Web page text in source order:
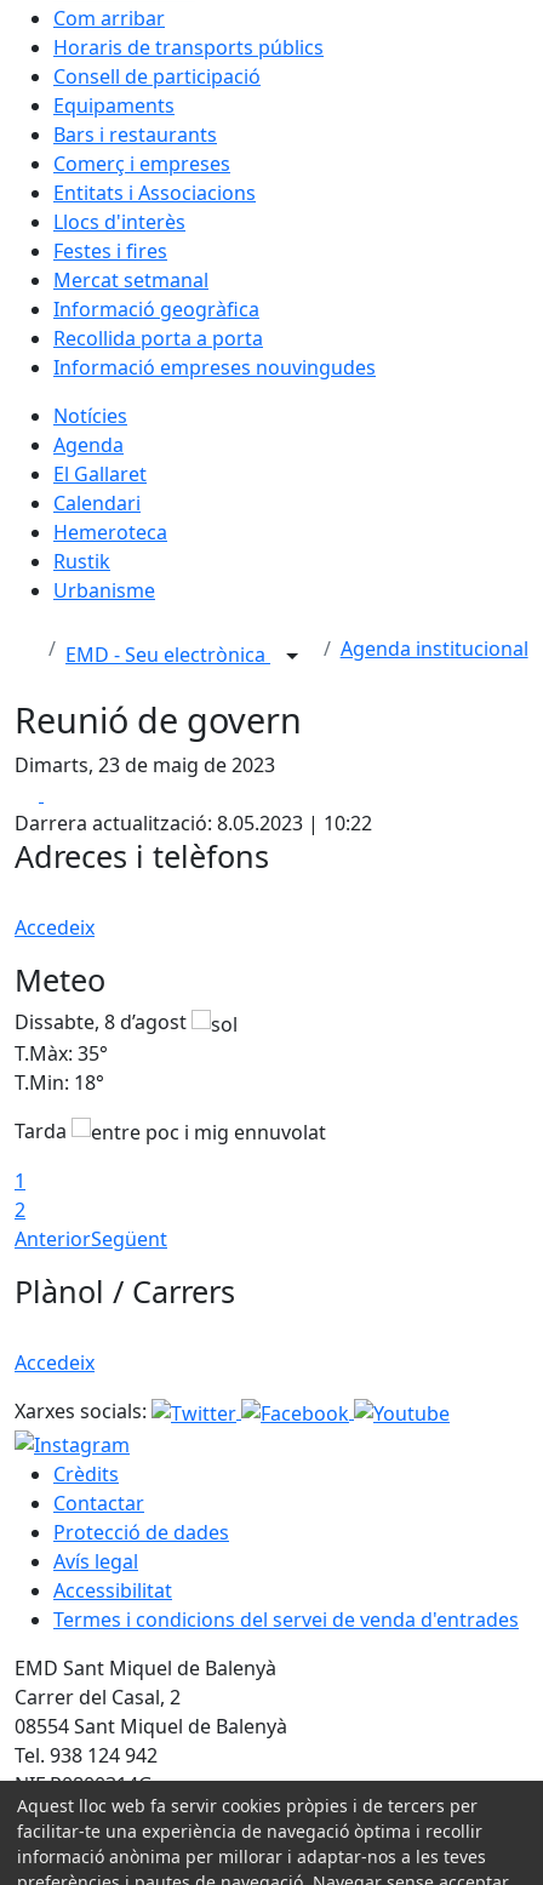
Com arribar
Horaris de transports públics
Consell de participació
Equipaments
Bars i restaurants
Comerç i empreses
Entitats i Associacions
Llocs d'interès
Festes i fires
Mercat setmanal
Informació geogràfica
Recollida porta a porta
Informació empreses nouvingudes
Notícies
Agenda
El Gallaret
Calendari
Hemeroteca
Rustik
Urbanisme
EMD - Seu electrònica Agenda institucional
Reunió de govern
Dimarts, 23 de maig de 2023
Darrera actualització: 8.05.2023 | 10:22
Adreces i telèfons
Accedeix
Meteo
Dissabte, 8 d’agost
T.Màx: 35°
T.Min: 18°
Tarda
1
2
AnteriorSegüent
Plànol / Carrers
Accedeix
Xarxes socials:
Crèdits
Contactar
Protecció de dades
Avís legal
Accessibilitat
Termes i condicions del servei de venda d'entrades
EMD Sant Miquel de Balenyà
Carrer del Casal, 2
08554 Sant Miquel de Balenyà
Tel. 938 124 942
NIF P0800314G
Amb la col·laboració de:
Aquest lloc web fa servir cookies pròpies i de tercers per
facilitar-te una experiència de navegació òptima i recollir
informació anònima per millorar i adaptar-nos a les teves